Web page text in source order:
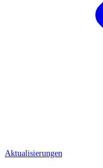
Aktualisierungen